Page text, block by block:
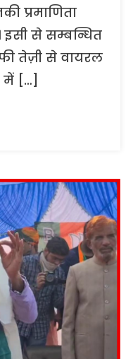
प्रमाणिता
से सम्बन्धित
तेज़ी से वायरल
में […]